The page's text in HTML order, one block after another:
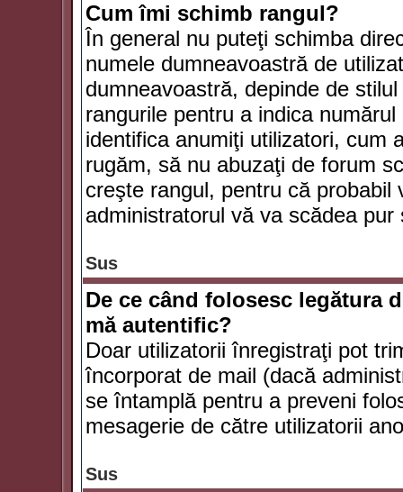
Cum îmi schimb rangul?
În general nu puteţi schimba
numele dumneavoastră de
dumneavoastră, depinde de
rangurile pentru a indica
identifica anumiţi utilizatori, cum
rugăm, să nu abuzaţi de forum
creşte rangul, pentru că
administratorul vă va scădea
Sus
De ce când folosesc legătura
mă autentific?
Doar utilizatorii înregistraţi pot
încorporat de mail (dacă
se întamplă pentru a preveni
mesagerie de către utilizatorii
Sus